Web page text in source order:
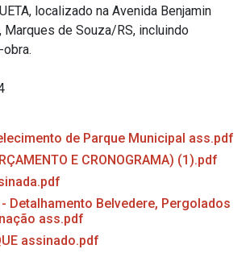
localizado na Avenida Benjamin
Marques de Souza/RS, incluindo
de Parque Municipal ass.pdf
E CRONOGRAMA) (1).pdf
Detalhamento Belvedere, Pergolados
ass.pdf
assinado.pdf